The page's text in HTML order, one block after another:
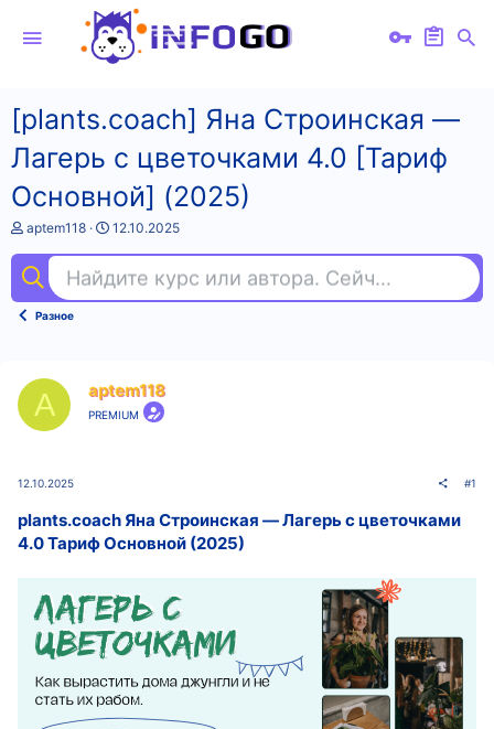
[plants.coach] Яна Строинская ―
Лагерь с цветочками 4.0 [Тариф
Основной] (2025)
А
т
о
т
aptem118
Д
а
н
а
12.10.2025
Найдите курс или автора. Сейчас ищут
Разное
A aptem118
PREMIUM
12.10.2025 #1
plants.coach Яна Строинская ― Лагерь с цветочками
4.0 Тариф Основной (2025)